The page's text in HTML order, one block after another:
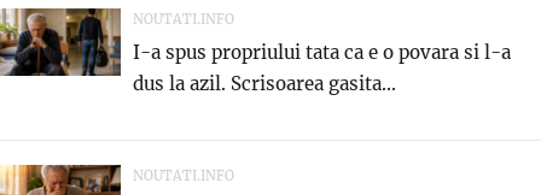
NOUTATI.INFO
I-a spus propriului tata ca e o povara si l-a
dus la azil. Scrisoarea gasita...
NOUTATI.INFO